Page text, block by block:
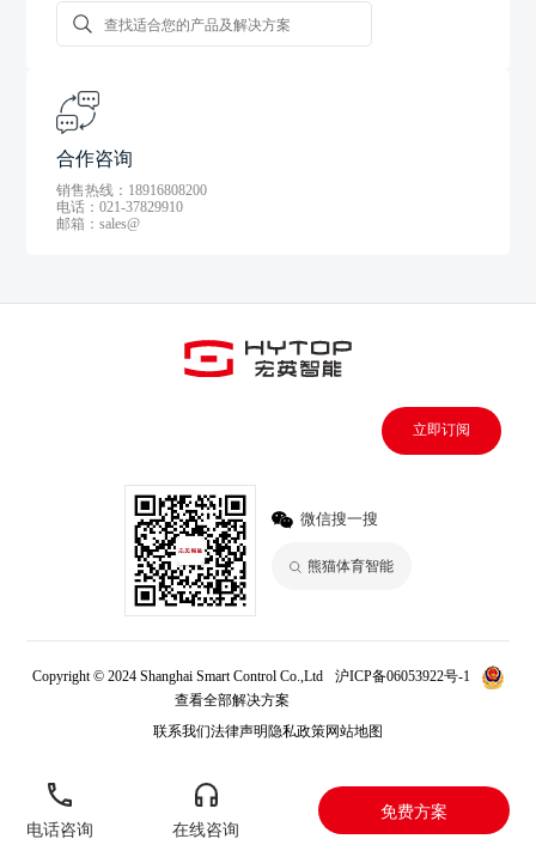
合作咨询
销售热线：18916808200
电话：021-37829910
邮箱：sales@
立即订阅
微信搜一搜
熊猫体育智能
Copyright © 2024 Shanghai Smart Control Co.,Ltd
沪ICP备06053922号-1
查看全部解决方案
联系我们法律声明隐私政策网站地图
电话咨询 在线咨询
免费方案